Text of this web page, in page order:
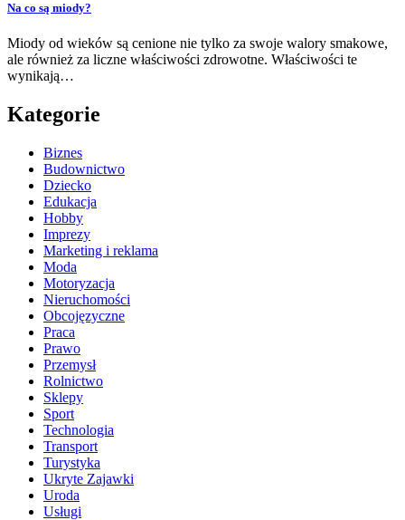
Na co są miody?
Miody od wieków są cenione nie tylko za swoje walory smakowe,
ale również za liczne właściwości zdrowotne. Właściwości te
wynikają…
Kategorie
Biznes
Budownictwo
Dziecko
Edukacja
Hobby
Imprezy
Marketing i reklama
Moda
Motoryzacja
Nieruchomości
Obcojęzyczne
Praca
Prawo
Przemysł
Rolnictwo
Sklepy
Sport
Technologia
Transport
Turystyka
Ukryte Zajawki
Uroda
Usługi